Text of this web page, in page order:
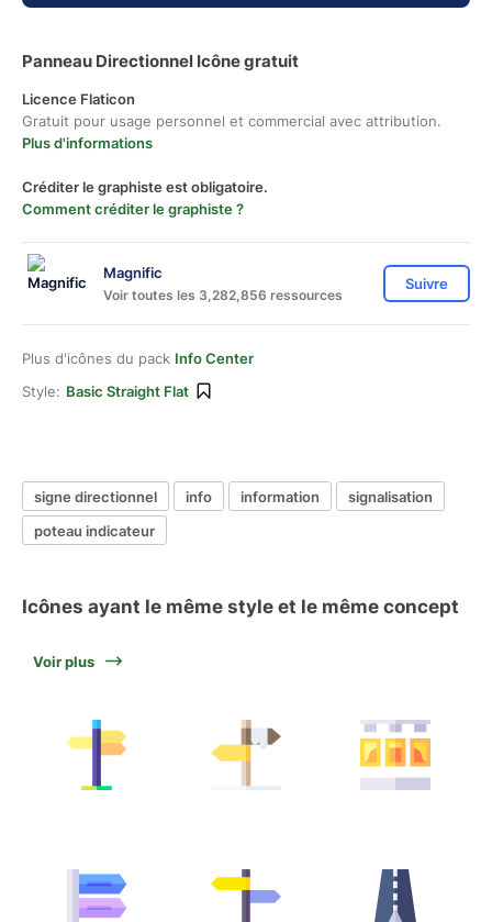
Panneau Directionnel Icône gratuit
Licence Flaticon
Gratuit pour usage personnel et commercial avec attribution.
Plus d'informations
Créditer le graphiste est obligatoire.
Comment créditer le graphiste ?
Magnific
Voir toutes les 3,282,856 ressources
Suivre
Plus d'icônes du pack Info Center
Style: Basic Straight Flat
signe directionnel info information
signalisation
poteau indicateur
Icônes ayant le même style et le même concept
Voir plus